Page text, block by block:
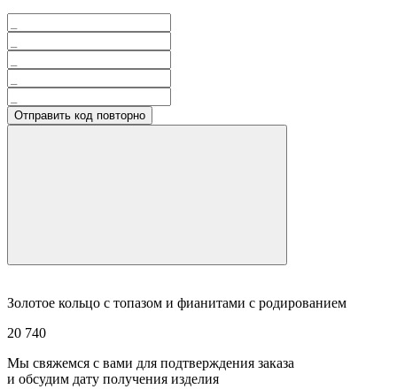
Отправить код повторно
Золотое кольцо с топазом и фианитами с родированием
20 740
Мы свяжемся с вами для подтверждения заказа
и обсудим дату получения изделия